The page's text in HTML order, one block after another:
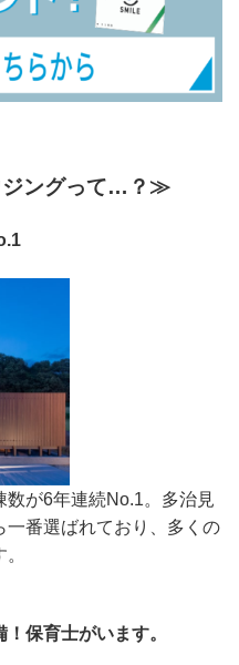
ジングって…？≫
数が6年連続No.1。多治見
番選ばれており、多くの
保育士がいます。